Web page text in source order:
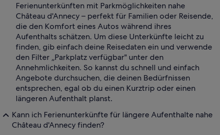
Ferienunterkünften mit Parkmöglichkeiten nahe
Château d'Annecy – perfekt für Familien oder Reisende,
die den Komfort eines Autos während ihres
Aufenthalts schätzen. Um diese Unterkünfte leicht zu
finden, gib einfach deine Reisedaten ein und verwende
den Filter „Parkplatz verfügbar" unter den
Annehmlichkeiten. So kannst du schnell und einfach
Angebote durchsuchen, die deinen Bedürfnissen
entsprechen, egal ob du einen Kurztrip oder einen
längeren Aufenthalt planst.
Kann ich Ferienunterkünfte für längere Aufenthalte nahe
Château d'Annecy finden?